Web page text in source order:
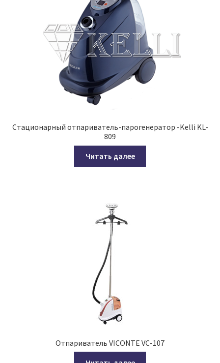
Стационарный отпариватель-парогенератор -Kelli KL-
809
Читать далее
Отпариватель VICONTE VC-107